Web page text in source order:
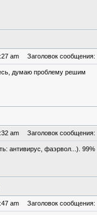
am Заголовок сообщения:
думаю проблему решим
am Заголовок сообщения:
антивирус, фаэрвол...).
am Заголовок сообщения: